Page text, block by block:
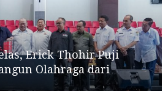
Erick Thohir Puji
Olahraga dari